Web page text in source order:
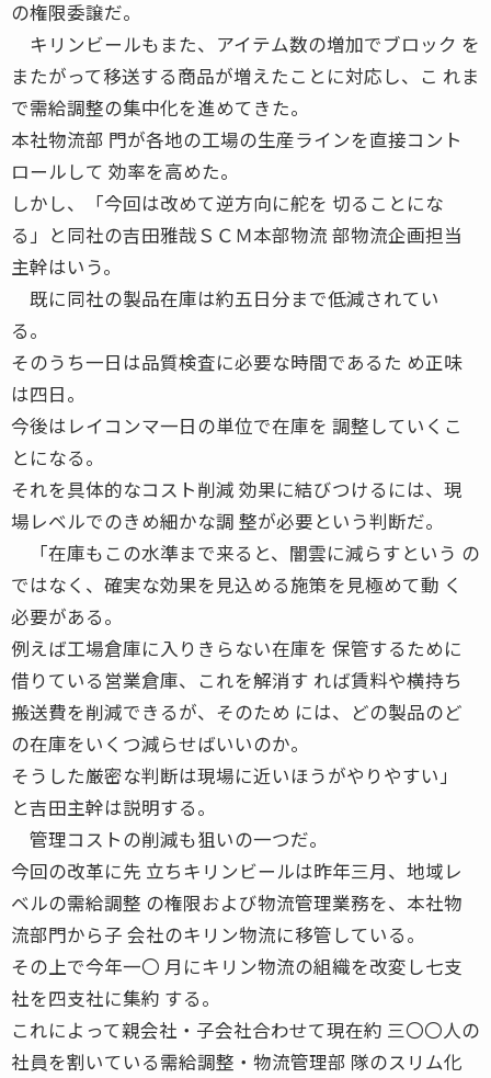
の権限委譲だ。
キリンビールもまた、アイテム数の増加でブロック を
またがって移送する商品が増えたことに対応し、こ れま
で需給調整の集中化を進めてきた。
本社物流部 門が各地の工場の生産ラインを直接コント
ロールして 効率を高めた。
しかし、「今回は改めて逆方向に舵を 切ることにな
る」と同社の吉田雅哉ＳＣＭ本部物流 部物流企画担当
主幹はいう。
既に同社の製品在庫は約五日分まで低減されてい
る。
そのうち一日は品質検査に必要な時間であるた め正味
は四日。
今後はレイコンマ一日の単位で在庫を 調整していくこ
とになる。
それを具体的なコスト削減 効果に結びつけるには、現
場レベルでのきめ細かな調 整が必要という判断だ。
「在庫もこの水準まで来ると、闇雲に減らすという の
ではなく、確実な効果を見込める施策を見極めて動 く
必要がある。
例えば工場倉庫に入りきらない在庫を 保管するために
借りている営業倉庫、これを解消す れば賃料や横持ち
搬送費を削減できるが、そのため には、どの製品のど
の在庫をいくつ減らせばいいのか。
そうした厳密な判断は現場に近いほうがやりやすい」
と吉田主幹は説明する。
管理コストの削減も狙いの一つだ。
今回の改革に先 立ちキリンビールは昨年三月、地域レ
ベルの需給調整 の権限および物流管理業務を、本社物
流部門から子 会社のキリン物流に移管している。
その上で今年一〇 月にキリン物流の組織を改変し七支
社を四支社に集約 する。
これによって親会社・子会社合わせて現在約 三〇〇人の
社員を割いている需給調整・物流管理部 隊のスリム化